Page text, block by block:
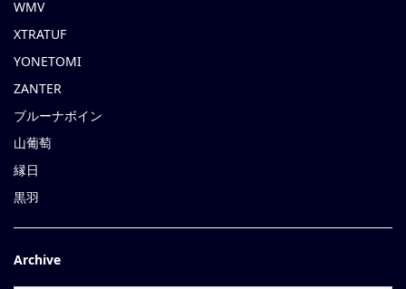
WMV
XTRATUF
YONETOMI
ZANTER
ブルーナボイン
山葡萄
縁日
黒羽
Archive